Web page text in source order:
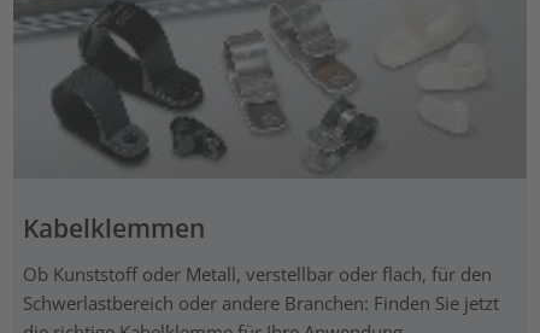
Kabelklemmen
Ob Kunststoff oder Metall, verstellbar oder flach, für den
Schwerlastbereich oder andere Branchen: Finden Sie jetzt